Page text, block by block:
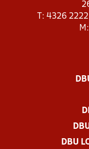
T: 4326
M:
DBU